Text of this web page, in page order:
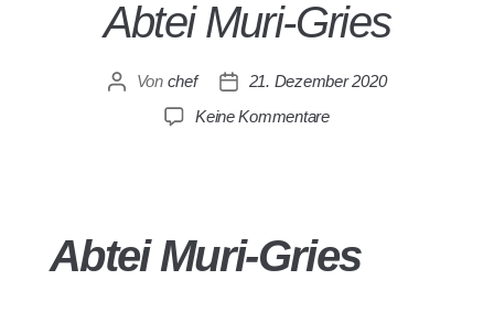
Abtei Muri-Gries
Von chef
21. Dezember 2020
Keine Kommentare
Abtei Muri-Gries